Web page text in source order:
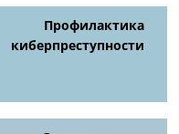
Профилактика
киберпреступности